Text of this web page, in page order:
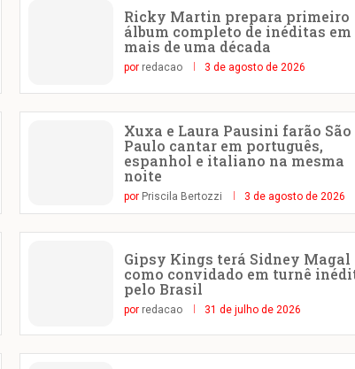
Ricky Martin prepara primeiro
álbum completo de inéditas em
mais de uma década
por redacao 3 de agosto de 2026
Xuxa e Laura Pausini farão São
Paulo cantar em português,
espanhol e italiano na mesma
noite
por Priscila Bertozzi 3 de agosto de 2026
Gipsy Kings terá Sidney Magal
como convidado em turnê
pelo Brasil
por redacao 31 de julho de 2026